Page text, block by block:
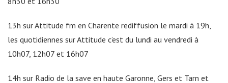
13h sur Attitude fm en Charente rediffusion le mardi à 19h,
les quotidiennes sur Attitude c’est du lundi au vendredi à
10h07, 12h07 et 16h07
14h sur Radio de la save en haute Garonne, Gers et Tarn et